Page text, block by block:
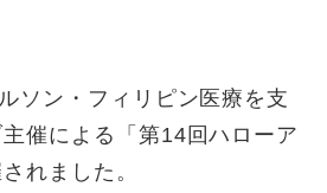
ソン・フィリピン医療を支
催による「第14回ハローア
れました。